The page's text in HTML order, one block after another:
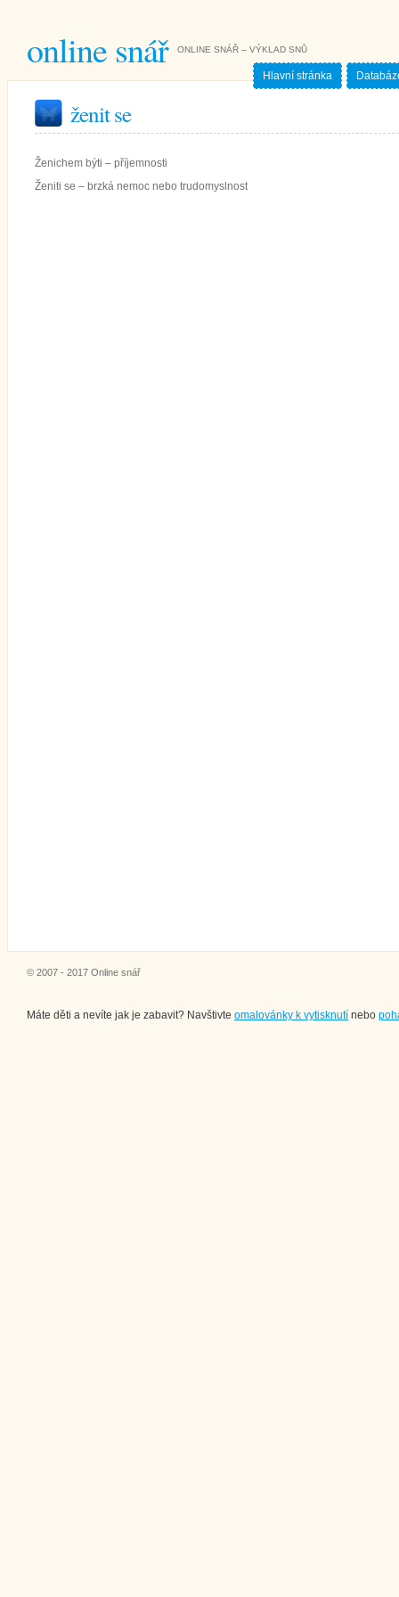
online snář ONLINE SNÁŘ – VÝKLAD SNŮ
Hlavní stránka
ženit se
Ženichem býti – příjemnosti
Ženiti se – brzká nemoc nebo trudomyslnost
© 2007 - 2017 Online snář
Máte děti a nevíte jak je zabavit? Navštivte omalovánky k vytisknutí nebo